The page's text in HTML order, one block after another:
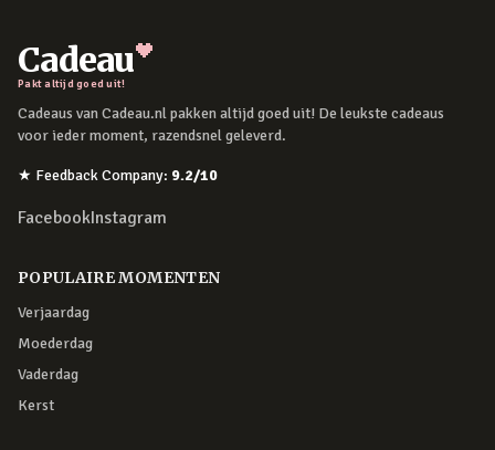
Cadeau
Pakt altijd goed uit!
Cadeaus van Cadeau.nl pakken altijd goed uit! De leukste cadeaus
voor ieder moment, razendsnel geleverd.
★ Feedback Company: 9.2/10
FacebookInstagram
POPULAIRE MOMENTEN
Verjaardag
Moederdag
Vaderdag
Kerst